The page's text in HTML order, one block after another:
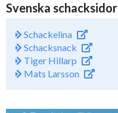
Svenska schacksidor
Schackelina
Schacksnack
Tiger Hillarp
Mats Larsson